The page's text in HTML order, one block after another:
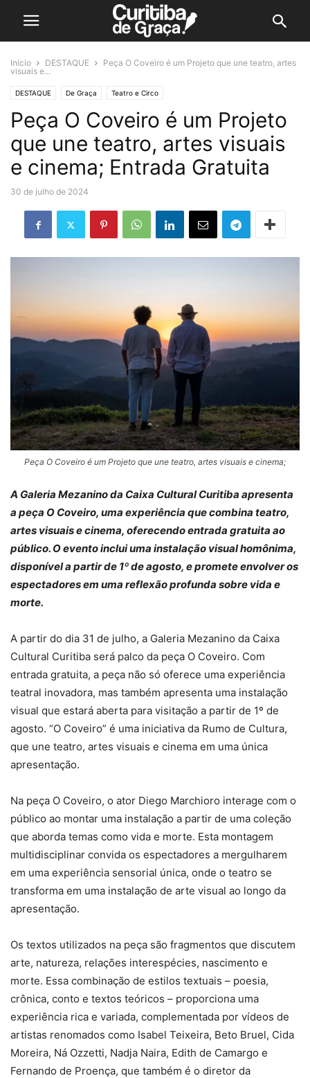
Início DESTAQUE
Peça O Coveiro é um Projeto que une teatro, artes
visuais e...
DESTAQUE De Graça Teatro e Circo
Peça O Coveiro é um Projeto
que une teatro, artes visuais
e cinema; Entrada Gratuita
30 de julho de 2024
Peça O Coveiro é um Projeto que une teatro, artes visuais e cinema;
A Galeria Mezanino da Caixa Cultural Curitiba apresenta
a peça O Coveiro, uma experiência que combina teatro,
artes visuais e cinema, oferecendo entrada gratuita ao
público. O evento inclui uma instalação visual homônima,
disponível a partir de 1º de agosto, e promete envolver os
espectadores em uma reflexão profunda sobre vida e
morte.
A partir do dia 31 de julho, a Galeria Mezanino da Caixa
Cultural Curitiba será palco da peça O Coveiro. Com
entrada gratuita, a peça não só oferece uma experiência
teatral inovadora, mas também apresenta uma instalação
visual que estará aberta para visitação a partir de 1º de
agosto. “O Coveiro” é uma iniciativa da Rumo de Cultura,
que une teatro, artes visuais e cinema em uma única
apresentação.
Na peça O Coveiro, o ator Diego Marchioro interage com o
público ao montar uma instalação a partir de uma coleção
que aborda temas como vida e morte. Esta montagem
multidisciplinar convida os espectadores a mergulharem
em uma experiência sensorial única, onde o teatro se
transforma em uma instalação de arte visual ao longo da
apresentação.
Os textos utilizados na peça são fragmentos que discutem
arte, natureza, relações interespécies, nascimento e
morte. Essa combinação de estilos textuais – poesia,
crônica, conto e textos teóricos – proporciona uma
experiência rica e variada, complementada por vídeos de
artistas renomados como Isabel Teixeira, Beto Bruel, Cida
Moreira, Ná Ozzetti, Nadja Naira, Edith de Camargo e
Fernando de Proença, que também é o diretor da